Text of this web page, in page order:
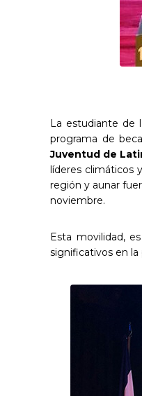
La estudiante de
programa de
Juventud de
líderes climáticos
región y aunar
noviembre.
Esta movilidad,
significativos en